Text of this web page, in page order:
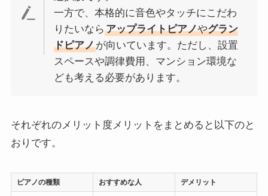
一方で、本格的に音色やタッチにこだわ
りたいならアップライトピアノやグラン
ドピアノが向いています。ただし、設置
スペースや調律費用、マンション環境な
ども考える必要があります。
それぞれのメリット度メリットをまとめると以下のと
おりです。
ピアノの種類 おすすめな人 デメリット